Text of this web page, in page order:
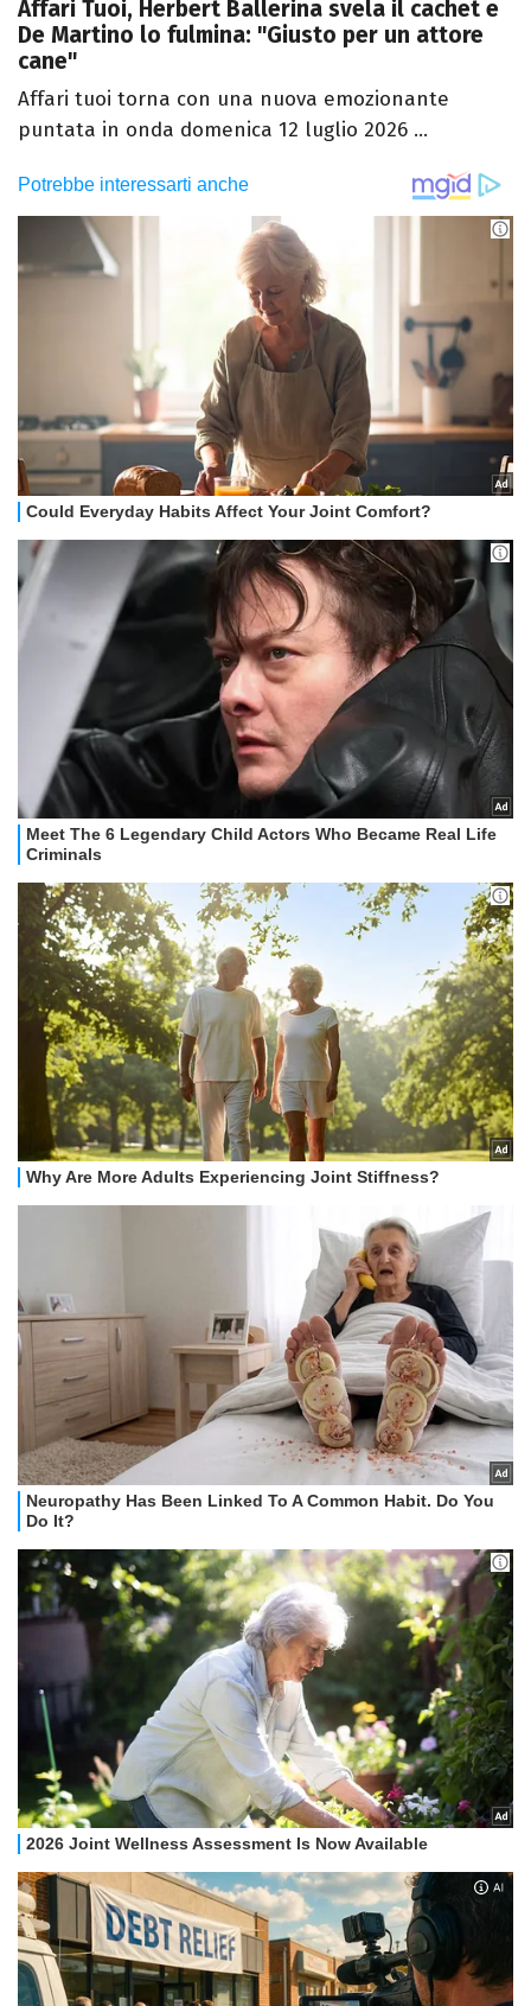
Affari Tuoi, Herbert Ballerina svela il cachet e
De Martino lo fulmina: "Giusto per un attore
cane"
Affari tuoi torna con una nuova emozionante
puntata in onda domenica 12 luglio 2026 ...